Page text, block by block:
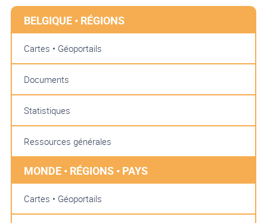
BELGIQUE • RÉGIONS
Cartes • Géoportails
Documents
Statistiques
Ressources générales
MONDE • RÉGIONS • PAYS
Cartes • Géoportails